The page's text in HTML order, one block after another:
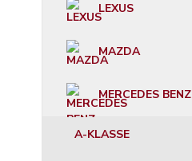
LEXUS
MAZDA
MERCEDES BENZ
A-KLASSE